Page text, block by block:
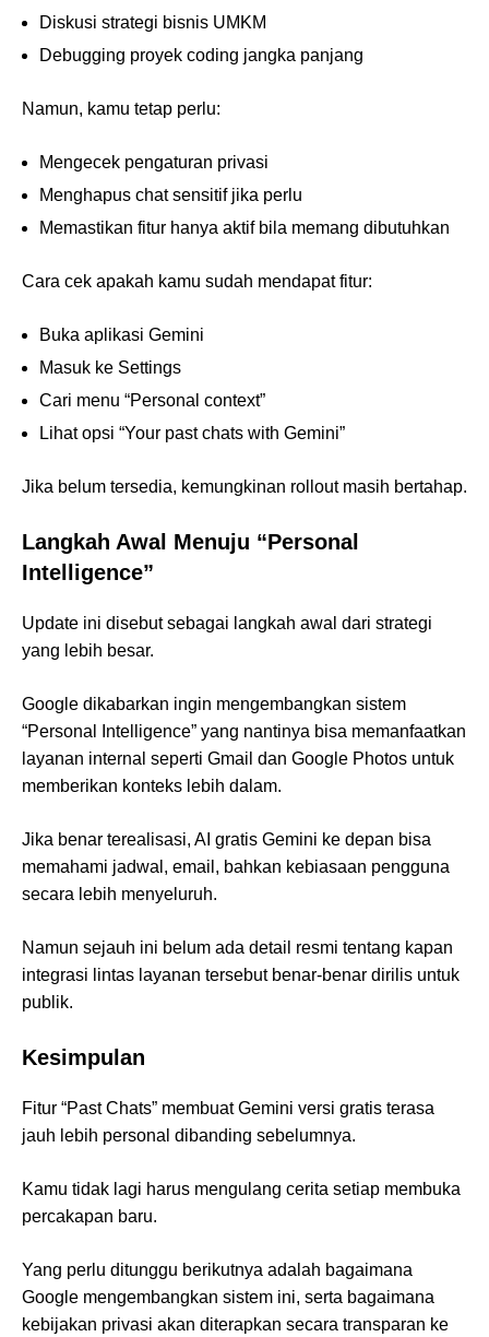
Diskusi strategi bisnis UMKM
Debugging proyek coding jangka panjang
Namun, kamu tetap perlu:
Mengecek pengaturan privasi
Menghapus chat sensitif jika perlu
Memastikan fitur hanya aktif bila memang dibutuhkan
Cara cek apakah kamu sudah mendapat fitur:
Buka aplikasi Gemini
Masuk ke Settings
Cari menu “Personal context”
Lihat opsi “Your past chats with Gemini”
Jika belum tersedia, kemungkinan rollout masih bertahap.
Langkah Awal Menuju “Personal
Intelligence”
Update ini disebut sebagai langkah awal dari strategi
yang lebih besar.
Google dikabarkan ingin mengembangkan sistem
“Personal Intelligence” yang nantinya bisa memanfaatkan
layanan internal seperti Gmail dan Google Photos untuk
memberikan konteks lebih dalam.
Jika benar terealisasi, AI gratis Gemini ke depan bisa
memahami jadwal, email, bahkan kebiasaan pengguna
secara lebih menyeluruh.
Namun sejauh ini belum ada detail resmi tentang kapan
integrasi lintas layanan tersebut benar-benar dirilis untuk
publik.
Kesimpulan
Fitur “Past Chats” membuat Gemini versi gratis terasa
jauh lebih personal dibanding sebelumnya.
Kamu tidak lagi harus mengulang cerita setiap membuka
percakapan baru.
Yang perlu ditunggu berikutnya adalah bagaimana
Google mengembangkan sistem ini, serta bagaimana
kebijakan privasi akan diterapkan secara transparan ke